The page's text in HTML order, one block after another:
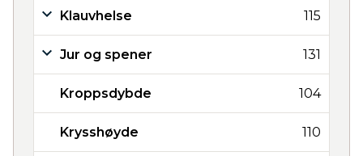
Klauvhelse 115
Jur og spener 131
Kroppsdybde 104
Krysshøyde 110